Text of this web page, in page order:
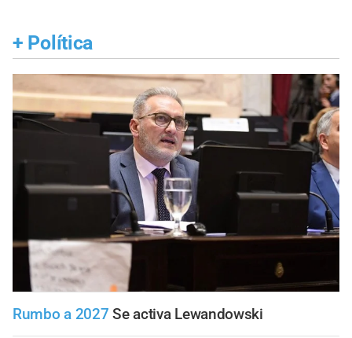
+ Política
Rumbo a 2027 Se activa Lewandowski